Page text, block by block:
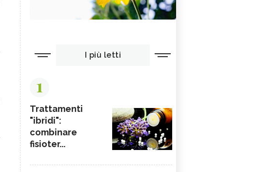
I più letti
1
Trattamenti
"ibridi":
combinare
fisioter...